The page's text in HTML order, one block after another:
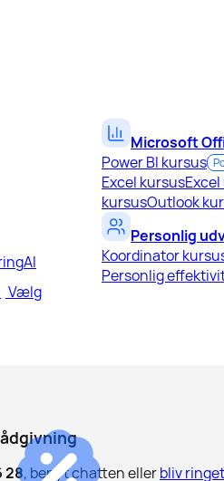
AI
Vælg
Microsoft
Power BI kursus
Excel kursus
kursusOutlook
Personlig
Koordinator
Personlig
28, benyt chatten ellerbliv